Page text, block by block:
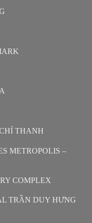
THANH
METROPOLIS –
COMPLEX
TRẦN DUY HƯNG